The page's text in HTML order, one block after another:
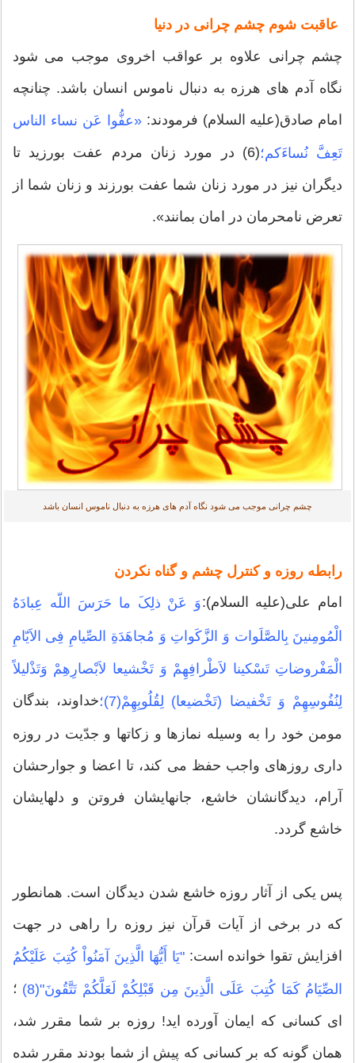
عاقبت شوم چشم چرانی در دنیا
چشم چرانی علاوه بر عواقب اخروی موجب می شود
نگاه آدم های هرزه به دنبال ناموس انسان باشد. چنانچه
امام صادق(علیه السلام) فرمودند: «عفُّوا عَن نساء الناس
تَعِفَّ نُساءَکم؛ (6) در مورد زنان مردم عفت بورزید تا
دیگران نیز در مورد زنان شما عفت بورزند و زنان شما از
تعرض نامحرمان در امان بمانند».
چشم چرانی موجب می شود نگاه آدم های هرزه به دنبال ناموس انسان باشد
رابطه روزه و کنترل چشم و گناه نکردن
امام على(علیه ‏السلام):وَ عَنْ ذلِکَ ما حَرَسَ اللّه‏ عِبادَهُ
الْمُومِنینَ بِالصَّلَوات وَ الزَّکَواتِ وَ مُجاهَدَةِ الصِّیامِ فِى الاَیّامِ
الْمَفْروضاتِ تَسْکینا لاَطْرافِهِمْ وَ تَخْشیعا لاَبْصارِهِمْ وَتَذْلیلاً
لِنُفُوسِهِمْ وَ تَخْفیضا (تَخْضیعا) لِقُلُوبِهِمْ(7)؛ خداوند، بندگان
مومن خود را به وسیله نمازها و زکات‏ها و جدّیت در روزه
‏دارى روزهاى واجب حفظ مى ‏کند، تا اعضا و جوارحشان
آرام، دیدگانشان خاشع، جان‏هایشان فروتن و دل‏هایشان
خاشع گردد.
پس یکی از آثار روزه خاشع شدن دیدگان است. همانطور
که در برخی از آیات قرآن نیز روزه را راهی در جهت
افزایش تقوا خوانده است:"یَا أَیُّهَا الَّذِینَ آمَنُواْ كُتِبَ عَلَیْكُمُ
الصِّیَامُ كَمَا كُتِبَ عَلَى الَّذِینَ مِن قَبْلِكُمْ لَعَلَّكُمْ تَتَّقُونَ"(8) ؛
اى كسانى كه ایمان آورده‏ اید! روزه بر شما مقرر شد،
همان گونه كه بر كسانى كه پیش از شما بودند مقرر شده